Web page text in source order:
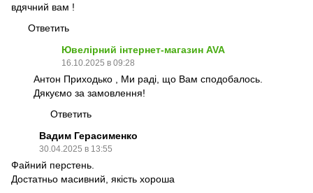
вдячний вам !
Ответить
Ювелірний інтернет-магазин AVA
16.10.2025 в 09:28
Антон Приходько , Ми раді, що Вам сподобалось.
Дякуємо за замовлення!
Ответить
Вадим Герасименко
30.04.2025 в 13:55
Файний перстень.
Достатньо масивний, якість хороша